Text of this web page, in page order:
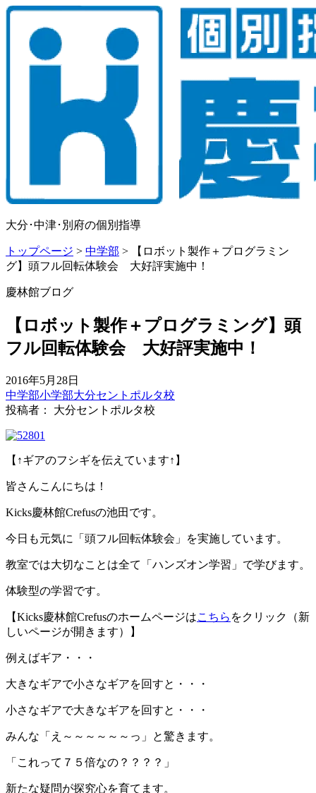
大分･中津･別府の個別指導
トップページ > 中学部 >
【ロボット製作＋プログラミン
グ】頭フル回転体験会 大好評実施中！
慶林館ブログ
【ロボット製作＋プログラミング】頭
フル回転体験会 大好評実施中！
2016年5月28日
中学部小学部大分セントポルタ校
投稿者： 大分セントポルタ校
【↑ギアのフシギを伝えています↑】
皆さんこんにちは！
Kicks慶林館Crefusの池田です。
今日も元気に「頭フル回転体験会」を実施しています。
教室では大切なことは全て「ハンズオン学習」で学びます。
体験型の学習です。
【Kicks慶林館Crefusのホームページはこちら をクリック（新
しいページが開きます）】
例えばギア・・・
大きなギアで小さなギアを回すと・・・
小さなギアで大きなギアを回すと・・・
みんな「え～～～～～～っ」と驚きます。
「これって７５倍なの？？？？」
新たな疑問が探究心を育てます。